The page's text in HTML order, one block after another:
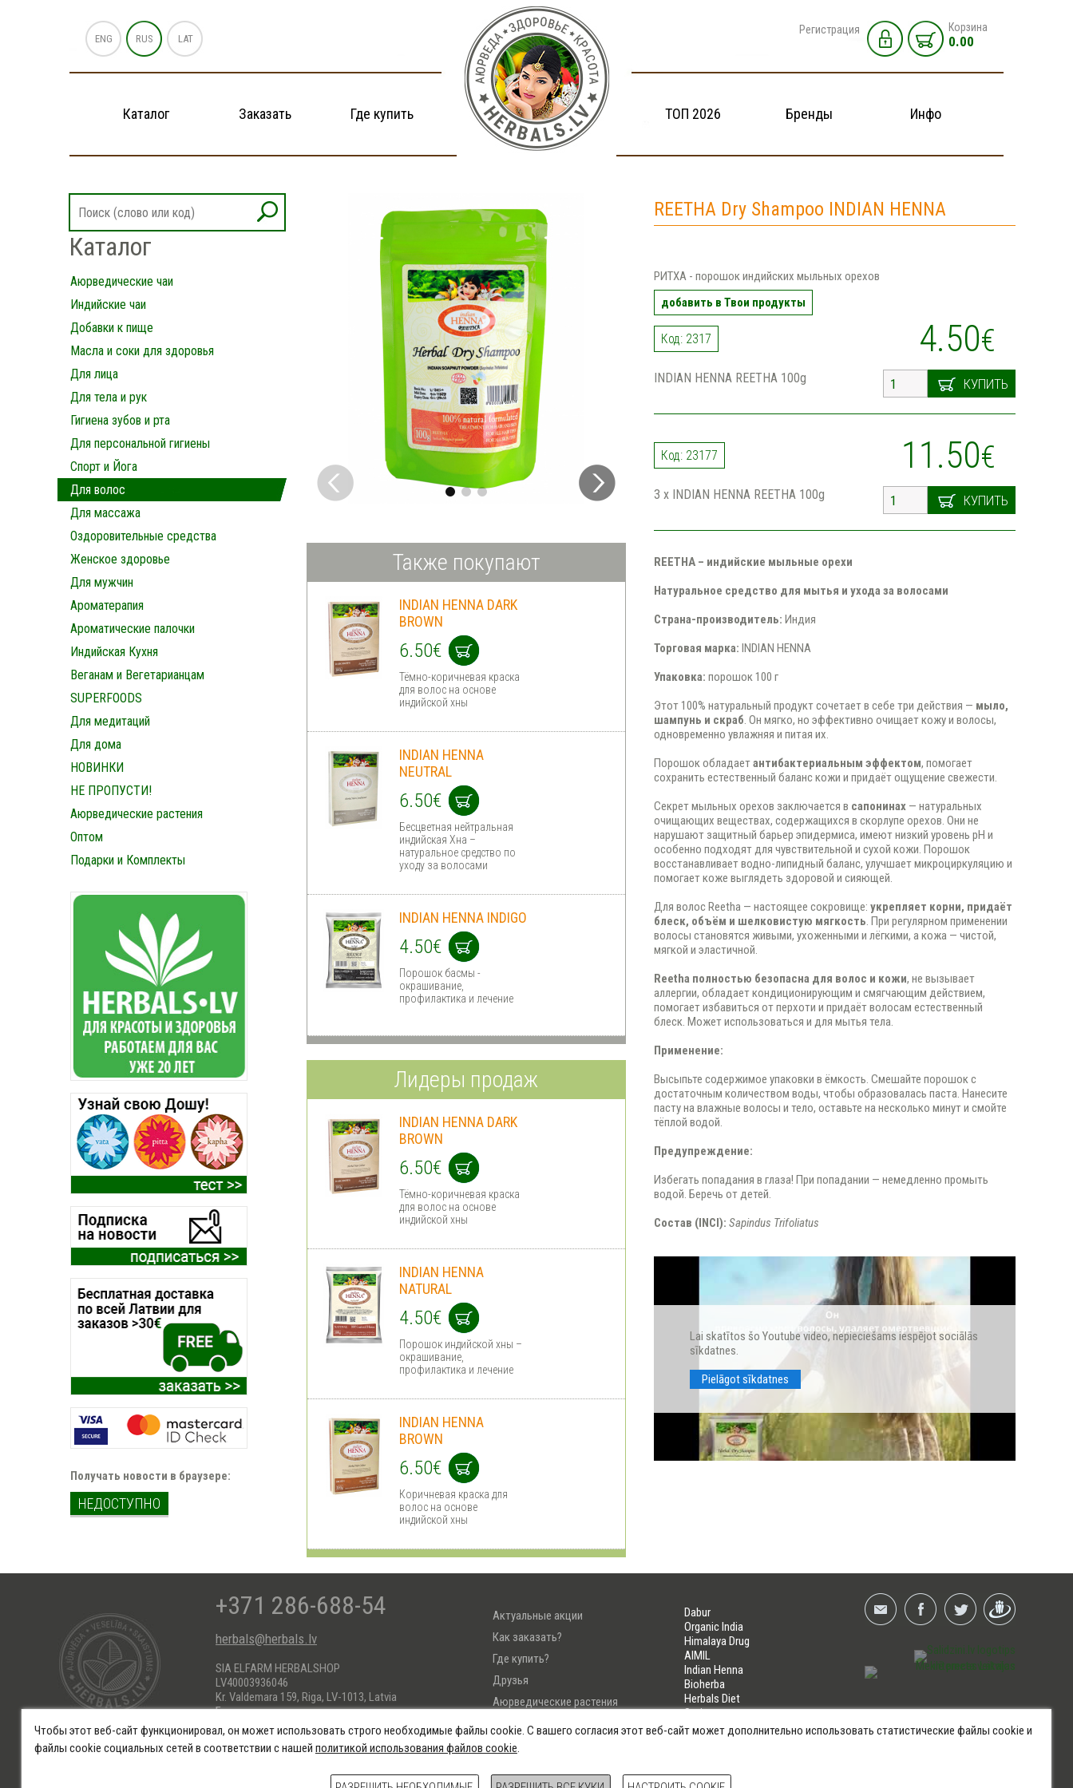
ENG RUS LAT
Регистрация Корзина
0.00
Каталог Заказать Где купить ТОП 2026 Бренды Инфо
Каталог
Аюрведические чаи
Индийские чаи
Добавки к пище
Масла и соки для здоровья
Для лица
Для тела и рук
Гигиена зубов и рта
Для персональной гигиены
Спорт и Йога
Для волос
Для массажа
Оздоровительные средства
Женское здоровье
Для мужчин
Ароматерапия
Ароматические палочки
Индийская Кухня
Веганам и Вегетарианцам
SUPERFOODS
Для медитаций
Для дома
НОВИНКИ
НЕ ПРОПУСТИ!
Аюрведические растения
Оптом
Подарки и Комплекты
Получать новости в браузере:
НЕДОСТУПНО
REETHA Dry Shampoo INDIAN HENNA
РИТХА - порошок индийских мыльных орехов
добавить в Твои продукты
Код: 2317 4.50€
КУПИТЬ
INDIAN HENNA REETHA 100g
Код: 23177 11.50€
КУПИТЬ
3 x INDIAN HENNA REETHA 100g
REETHA – индийские мыльные орехи
Натуральное средство для мытья и ухода за волосами
Страна-производитель: Индия
Торговая марка: INDIAN HENNA
Упаковка: порошок 100 г
Этот 100% натуральный продукт сочетает в себе три действия — мыло,
шампунь и скраб. Он мягко, но эффективно очищает кожу и волосы,
одновременно увлажняя и питая их.
Порошок обладаетантибактериальным эффектом, помогает
сохранить естественный баланс кожи и придаёт ощущение свежести.
Секрет мыльных орехов заключается в сапонинах — натуральных
очищающих веществах, содержащихся в скорлупе орехов. Они не
нарушают защитный барьер эпидермиса, имеют низкий уровень pH и
особенно подходят для чувствительной и сухой кожи. Порошок
восстанавливает водно-липидный баланс, улучшает микроциркуляцию и
помогает коже выглядеть здоровой и сияющей.
Для волос Reetha — настоящее сокровище:укрепляет корни, придаёт
блеск, объём и шелковистую мягкость. При регулярном применении
волосы становятся живыми, ухоженными и лёгкими, а кожа — чистой,
мягкой и эластичной.
Reetha полностью безопасна для волос и кожи, не вызывает
аллергии, обладает кондиционирующим и смягчающим действием,
помогает избавиться от перхоти и придаёт волосам естественный
блеск. Может использоваться и для мытья тела.
Применение:
Высыпьте содержимое упаковки в ёмкость. Смешайте порошок с
достаточным количеством воды, чтобы образовалась паста. Нанесите
пасту на влажные волосы и тело, оставьте на несколько минут и смойте
тёплой водой.
Предупреждение:
Избегать попадания в глаза! При попадании — немедленно промыть
водой. Беречь от детей.
Состав (INCI): Sapindus Trifoliatus
Lai skatītos šo Youtube video, nepieciešams iespējot sociālās
sīkdatnes.
Pielāgot sīkdatnes
Также покупают
INDIAN HENNA DARK
BROWN
6.50€
Тёмно-коричневая краска
для волос на основе
индийской хны
INDIAN HENNA
NEUTRAL
6.50€
Бесцветная нейтральная
индийская Хна –
натуральное средство по
уходу за волосами
INDIAN HENNA INDIGO
4.50€
Порошок басмы -
окрашивание,
профилактика и лечение
Лидеры продаж
INDIAN HENNA DARK
BROWN
6.50€
Тёмно-коричневая краска
для волос на основе
индийской хны
INDIAN HENNA
NATURAL
4.50€
Порошок индийской хны –
окрашивание,
профилактика и лечение
INDIAN HENNA
BROWN
6.50€
Коричневая краска для
волос на основе
индийской хны
+371 286-688-54
herbals@herbals.lv
SIA ELFARM HERBALSHOP
LV40003936046
Kr. Valdemara 159, Riga, LV-1013, Latvia
Банковские реквизиты:
AS Swedbank HABALV22
KONTS: LV66HABA0551017184222
Актуальные акции
Как заказать?
Где купить?
Друзья
Аюрведические растения
Тест Узнай свою Дошу
Dabur
Organic India
Himalaya Drug
AIMIL
Indian Henna
Bioherba
Herbals Diet
Soria
LIFELINES
Условия использования Политика Cookie Настроить куки All rights reserved | HERBALS.LV | Copyright SIA ELFARM HERBALSHOP ©
Чтобы этот веб-сайт функционировал, он может использовать строго необходимые файлы cookie. С вашего согласия этот веб-сайт может дополнительно использовать статистические файлы cookie и
файлы cookie социальных сетей в соответствии с нашей политикой использования файлов cookie